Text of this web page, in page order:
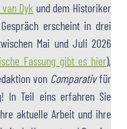
Dyk und dem Historiker
erscheint in drei
Mai und Juli 2026
Fassung gibt es hier),
von Comparativfür
In Teil eins erfahren Sie
aktuelle Arbeit und ihre